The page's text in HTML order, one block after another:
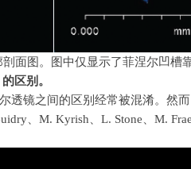
面图。图中仅显示了菲涅尔凹槽
的区别。
透镜之间的区别经常被混淆。然
M. Kyrish L. Stone M.